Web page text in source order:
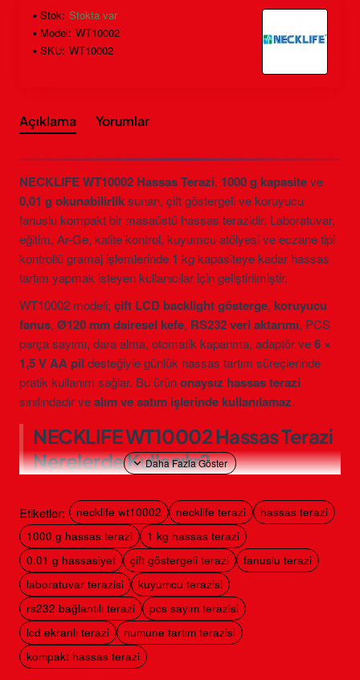
Stok: Stokta var
Model: WT10002
SKU: WT10002
Açıklama Yorumlar
NECKLIFE WT10002 Hassas Terazi, 1000 g kapasiteve
0,01 g okunabilirliksunan, çift göstergeli ve koruyucu
fanuslu kompakt bir masaüstü hassas terazidir. Laboratuvar,
eğitim, Ar-Ge, kalite kontrol, kuyumcu atölyesi ve eczane tipi
kontrollü gramaj işlemlerinde 1 kg kapasiteye kadar hassas
tartım yapmak isteyen kullanıcılar için geliştirilmiştir.
WT10002 modeli; çift LCD backlight gösterge, koruyucu
fanus, Ø120 mm dairesel kefe, RS232 veri aktarımı, PCS
parça sayımı, dara alma, otomatik kapanma, adaptör ve6 ×
1,5 V AA pil desteğiyle günlük hassas tartım süreçlerinde
pratik kullanım sağlar. Bu ürünonaysız hassas terazi
sınıfındadır vealım ve satım işlerinde kullanılamaz.
NECKLIFE WT10002 Hassas Terazi
Nerelerde Kullanılır?
hassasiyetle çalışmak isteyen kullanıcılar için uygundur. Çift
göstergeli yapısı sayesinde operatör ve karşı yönden bakan
kullanıcı tartım değerini aynı anda takip edebilir.
Laboratuvar numune hazırlama işlemleri
Eczane tipi kontrollü gramaj tartımları
Kuyumcu ve sarraf atölyelerinde yardımcı tartımlar
Eğitim ve uygulama laboratuvarları
Ar-Ge ve formülasyon çalışmaları
Etiketler: necklife wt10002 necklife terazi
hassas terazi
1000 g hassas terazi
1 kg hassas terazi
0.01 g hassasiyet
çift göstergeli terazi
fanuslu terazi
laboratuvar terazisi
kuyumcu terazisi
rs232 bağlantılı terazi
pcs sayım terazisi
lcd ekranlı terazi
numune tartım terazisi
kompakt hassas terazi